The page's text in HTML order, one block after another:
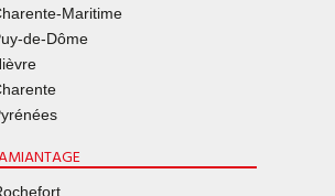
Maritime
de-Dôme